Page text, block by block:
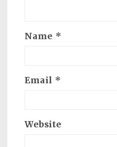
Name *
Email *
Website